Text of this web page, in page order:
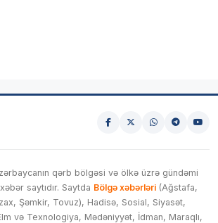
qərb bölgəsi və ölkə üzrə gündəmi
saytıdır. Saytda Bölgə xəbərləri (Ağstafa,
Şəmkir, Tovuz), Hadisə, Sosial, Siyasət,
və Texnologiya, Mədəniyyət, İdman, Maraqlı,